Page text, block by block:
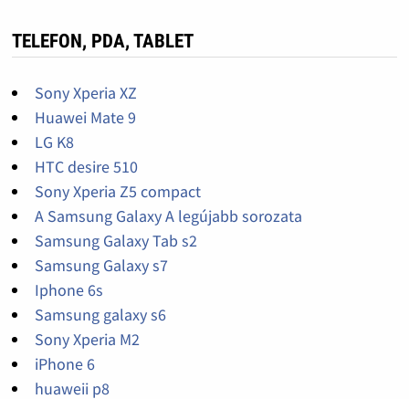
TELEFON, PDA, TABLET
Sony Xperia XZ
Huawei Mate 9
LG K8
HTC desire 510
Sony Xperia Z5 compact
A Samsung Galaxy A legújabb sorozata
Samsung Galaxy Tab s2
Samsung Galaxy s7
Iphone 6s
Samsung galaxy s6
Sony Xperia M2
iPhone 6
huaweii p8